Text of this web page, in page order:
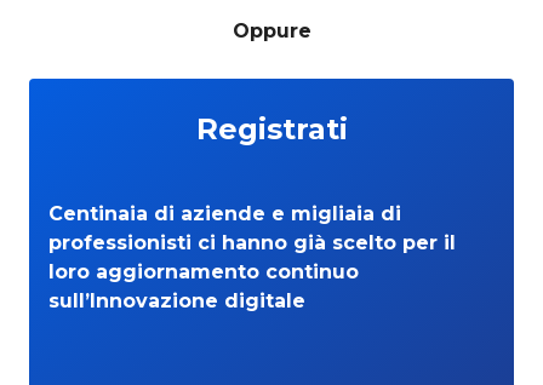
Oppure
Registrati
Centinaia di aziende e migliaia di
professionisti ci hanno già scelto per il
loro aggiornamento continuo
sull’Innovazione digitale